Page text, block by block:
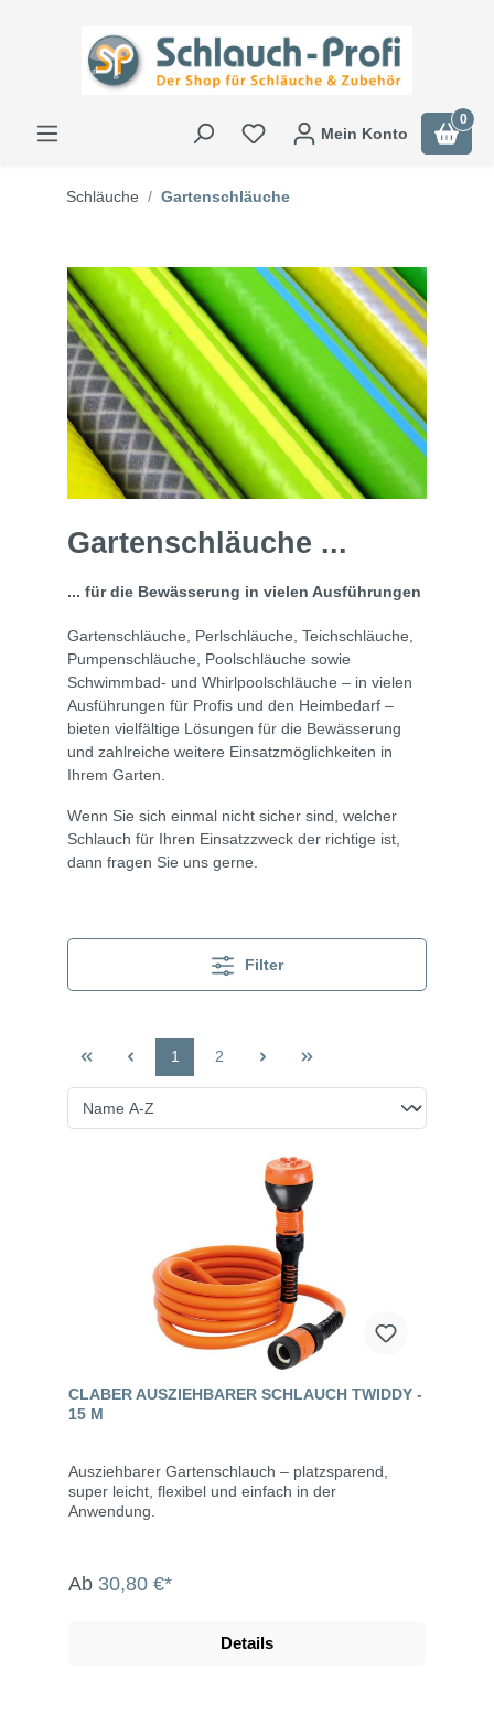
Mein Konto
0
Schläuche Gartenschläuche
Gartenschläuche ...
... für die Bewässerung in vielen Ausführungen
Gartenschläuche, Perlschläuche, Teichschläuche,
Pumpenschläuche, Poolschläuche sowie
Schwimmbad- und Whirlpoolschläuche – in vielen
Ausführungen für Profis und den Heimbedarf –
bieten vielfältige Lösungen für die Bewässerung
und zahlreiche weitere Einsatzmöglichkeiten in
Ihrem Garten.
Wenn Sie sich einmal nicht sicher sind, welcher
Schlauch für Ihren Einsatzzweck der richtige ist,
dann fragen Sie uns gerne.
Filter
1 2
CLABER AUSZIEHBARER SCHLAUCH TWIDDY -
15 M
Ausziehbarer Gartenschlauch – platzsparend,
super leicht, flexibel und einfach in der
Anwendung.
Ab 30,80 €*
Details